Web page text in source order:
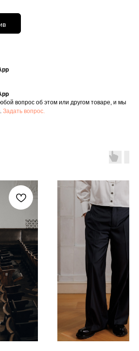
вопрос об этом или другом товаре, и мы
Задать вопрос.
69-33
Telegram
пер., д 13/17
65-50
и PR
записи